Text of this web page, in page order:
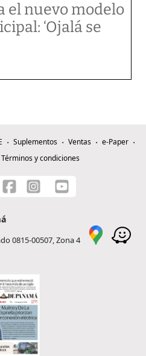
el nuevo modelo
‘Ojalá se
Suplementos Ventas
e-Paper
Términos y condiciones
0815-00507, Zona 4